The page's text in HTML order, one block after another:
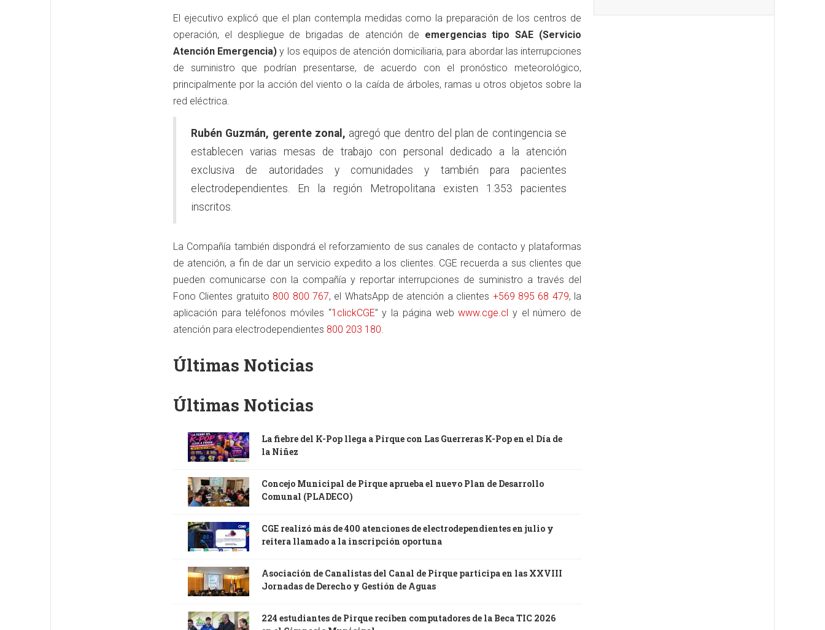
El ejecutivo explicó que el plan contempla medidas como la preparación de los centros de
operación, el despliegue de brigadas de atención de emergencias tipo SAE (Servicio
Atención Emergencia) y los equipos de atención domiciliaria, para abordar las interrupciones
de suministro que podrían presentarse, de acuerdo con el pronóstico meteorológico,
principalmente por la acción del viento o la caída de árboles, ramas u otros objetos sobre la
red eléctrica.
Rubén Guzmán, gerente zonal, agregó que dentro del plan de contingencia se
establecen varias mesas de trabajo con personal dedicado a la atención
exclusiva de autoridades y comunidades y también para pacientes
electrodependientes. En la región Metropolitana existen 1.353 pacientes
inscritos.
La Compañía también dispondrá el reforzamiento de sus canales de contacto y plataformas
de atención, a fin de dar un servicio expedito a los clientes. CGE recuerda a sus clientes que
pueden comunicarse con la compañía y reportar interrupciones de suministro a través del
Fono Clientes gratuito 800 800 767, el WhatsApp de atención a clientes +569 895 68 479, la
aplicación para teléfonos móviles “1clickCGE” y la página web www.cge.cl y el número de
atención para electrodependientes 800 203 180.
Últimas Noticias
Últimas Noticias
La fiebre del K-Pop llega a Pirque con Las Guerreras K-Pop en el Día de
la Niñez
Concejo Municipal de Pirque aprueba el nuevo Plan de Desarrollo
Comunal (PLADECO)
CGE realizó más de 400 atenciones de electrodependientes en julio y
reitera llamado a la inscripción oportuna
Asociación de Canalistas del Canal de Pirque participa en las XXVIII
Jornadas de Derecho y Gestión de Aguas
224 estudiantes de Pirque reciben computadores de la Beca TIC 2026